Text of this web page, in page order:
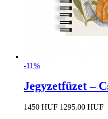
-11%
Jegyzetfüzet –
1450 HUF 1295.00 HUF